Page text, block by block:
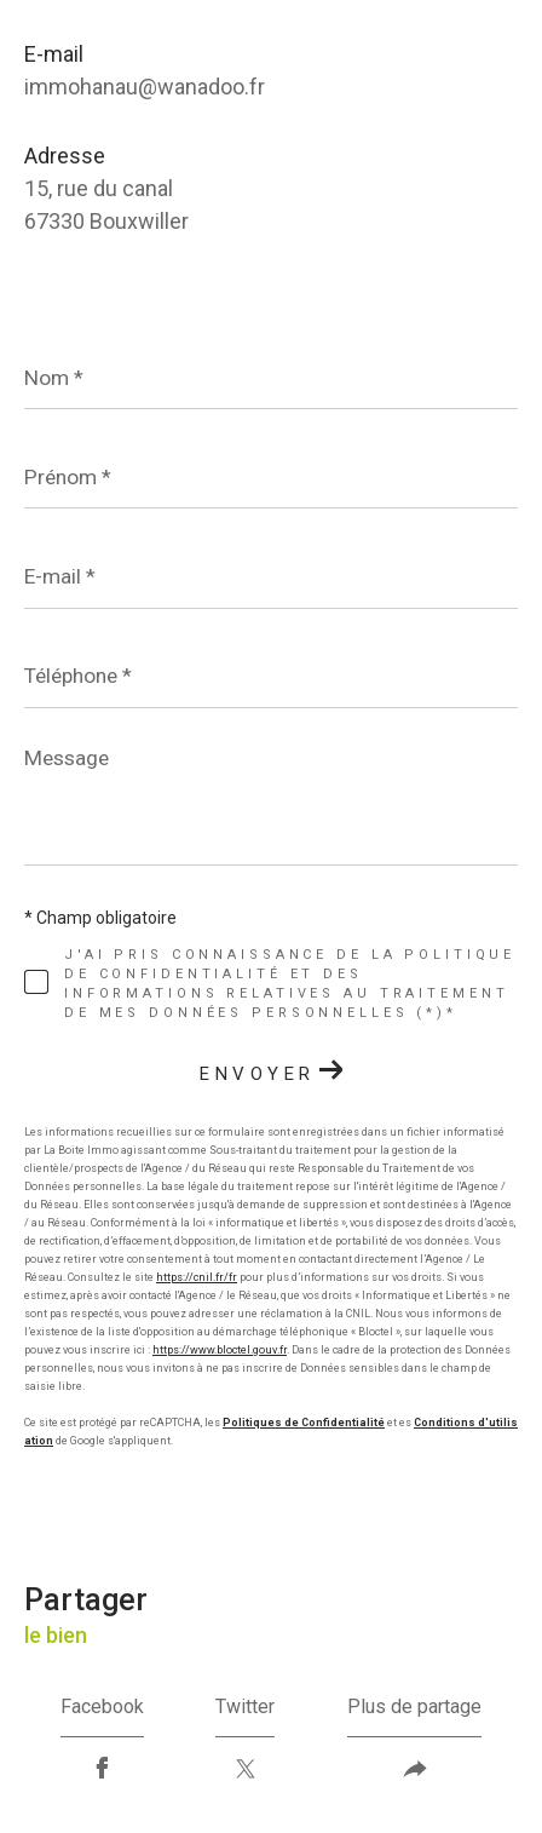
E-mail
immohanau@wanadoo.fr
Adresse
15, rue du canal
67330 Bouxwiller
*
*
mail
*
*
Message
*
J'AI PRIS CONNAISSANCE DE LA POLITIQUE
DE CONFIDENTIALITÉ ET DES
INFORMATIONS RELATIVES AU TRAITEMENT
DE MES DONNÉES PERSONNELLES (*)*
* Champ obligatoire
ENVOYER
Les informations recueillies sur ce formulaire sont enregistrées dans un fichier informatisé
par La Boite Immo agissant comme Sous-traitant du traitement pour la gestion de la
clientèle/prospects de l'Agence / du Réseau qui reste Responsable du Traitement de vos
Données personnelles. La base légale du traitement repose sur l'intérêt légitime de l'Agence /
du Réseau. Elles sont conservées jusqu'à demande de suppression et sont destinées à l'Agence
/ au Réseau. Conformément à la loi « informatique et libertés », vous disposez des droits d’accès,
de rectification, d’effacement, d’opposition, de limitation et de portabilité de vos données. Vous
pouvez retirer votre consentement à tout moment en contactant directement l’Agence / Le
Réseau. Consultez le site https://cnil.fr/fr pour plus d’informations sur vos droits. Si vous
estimez, après avoir contacté l'Agence / le Réseau, que vos droits « Informatique et Libertés » ne
sont pas respectés, vous pouvez adresser une réclamation à la CNIL. Nous vous informons de
l’existence de la liste d'opposition au démarchage téléphonique « Bloctel », sur laquelle vous
pouvez vous inscrire ici : https://www.bloctel.gouv.fr. Dans le cadre de la protection des Données
personnelles, nous vous invitons à ne pas inscrire de Données sensibles dans le champ de
saisie libre.
Ce site est protégé par reCAPTCHA, les Politiques de Confidentialité et es Conditions d'utilis
ation de Google s'appliquent.
partager
le bien
Facebook Twitter Plus de partage